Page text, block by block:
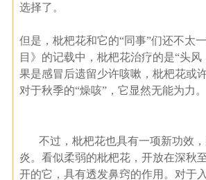
选择了。
但是，枇杷花和它的“同事”们还不太
目》的记载中，枇杷花治疗的是“头风
果是感冒后遗留少许咳嗽，枇杷花或
对于秋季的“燥咳”，它显然无能为力。
不过，枇杷花也具有一项新功效
炎。看似柔弱的枇杷花，开放在深秋
开的它，具有透发鼻窍的作用。对于